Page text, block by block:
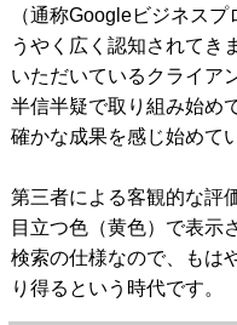
（通称Googleビジネス
うやく広く認知されてき
いただいているクライア
半信半疑で取り組み始め
確かな成果を感じ始めて
第三者による客観的な評
目立つ色（黄色）で表示
検索の仕様なので、もは
り得るという時代です。